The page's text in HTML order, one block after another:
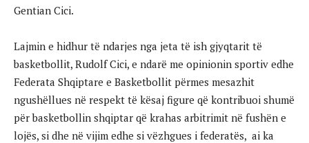
Gentian Cici.
Lajmin e hidhur të ndarjes nga jeta të ish gjyqtarit të
basketbollit, Rudolf Cici, e ndarë me opinionin sportiv edhe
Federata Shqiptare e Basketbollit përmes mesazhit
ngushëllues në respekt të kësaj figure që kontribuoi shumë
për basketbollin shqiptar që krahas arbitrimit në fushën e
lojës, si dhe në vijim edhe si vëzhgues i federatës, ai ka